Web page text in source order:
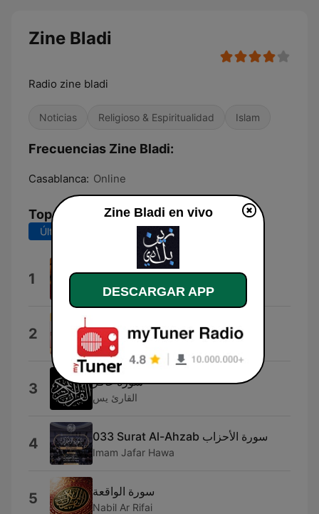
Zine Bladi
Radio zine bladi
Noticias Religioso & Espiritualidad Islam
Frecuencias Zine Bladi:
Casablanca: Online
Top Canciones
Últimos 7 días Últimos 30 días
1 Zine Bladi
Yazid
2 Sourate Al Infitar
Dawood Hamza
3 سورة غافر
القارئ يس
4 033 Surat Al-Ahzab سورة الأحزاب
Imam Jafar Hawa
5 سورة الواقعة
Nabil Ar Rifai
Zine Bladi en vivo
DESCARGAR APP